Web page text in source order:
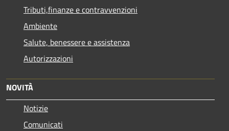
Tributi,finanze e contravvenzioni
Ambiente
Salute, benessere e assistenza
Autorizzazioni
NOVITÀ
Notizie
Comunicati